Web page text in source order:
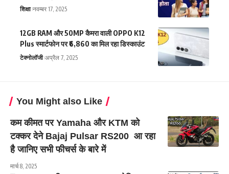
शिक्षा नवम्बर 17, 2025
12GB RAM और 50MP कैमरा वाली OPPO K12
Plus स्मार्टफोन पर ₹6,860 का मिल रहा डिस्काउंट
टेक्नोलॉजी अप्रैल 7, 2025
You Might also Like
कम कीमत पर Yamaha और KTM को
टक्कर देने Bajaj Pulsar RS200 आ रहा
है जानिए सभी फीचर्स के बारे में
मार्च 8, 2025